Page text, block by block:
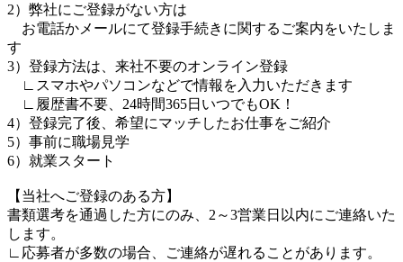
2）弊社にご登録がない方は
お電話かメールにて登録手続きに関するご案内をいたしま
す
3）登録方法は、来社不要のオンライン登録
∟スマホやパソコンなどで情報を入力いただきます
∟履歴書不要、24時間365日いつでもOK！
4）登録完了後、希望にマッチしたお仕事をご紹介
5）事前に職場見学
6）就業スタート
【当社へご登録のある方】
書類選考を通過した方にのみ、2～3営業日以内にご連絡いた
します。
∟応募者が多数の場合、ご連絡が遅れることがあります。